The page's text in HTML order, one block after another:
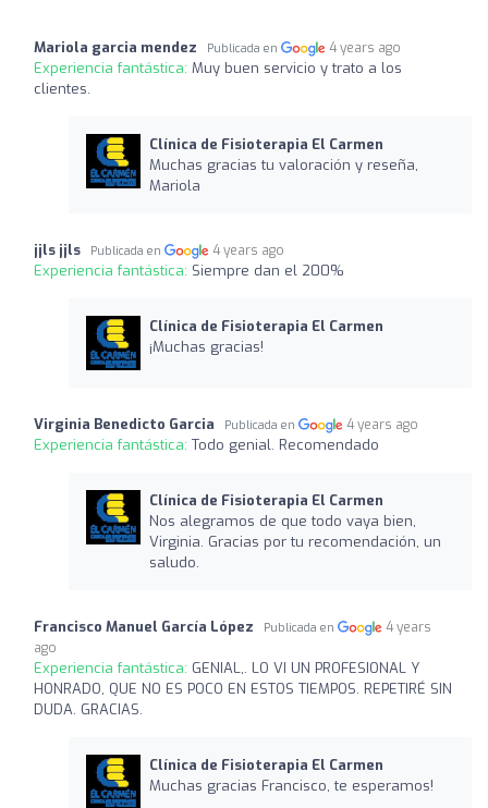
Mariola garcia mendez Publicada en 4 years ago
Experiencia fantástica: Muy buen servicio y trato a los
clientes.
Clínica de Fisioterapia El Carmen
Muchas gracias tu valoración y reseña,
Mariola
jjls jjls Publicada en 4 years ago
Experiencia fantástica: Siempre dan el 200%
Clínica de Fisioterapia El Carmen
¡Muchas gracias!
Virginia Benedicto Garcia Publicada en 4 years ago
Experiencia fantástica: Todo genial. Recomendado
Clínica de Fisioterapia El Carmen
Nos alegramos de que todo vaya bien,
Virginia. Gracias por tu recomendación, un
saludo.
Francisco Manuel García López Publicada en
4 years
ago
Experiencia fantástica: GENIAL,. LO VI UN PROFESIONAL Y
HONRADO, QUE NO ES POCO EN ESTOS TIEMPOS. REPETIRÉ SIN
DUDA. GRACIAS.
Clínica de Fisioterapia El Carmen
Muchas gracias Francisco, te esperamos!